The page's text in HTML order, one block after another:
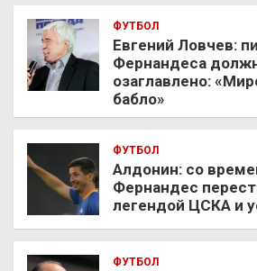
ФУТБОЛ
Евгений Ловчев:
Фернандеса
озаглавлено:
бабло»
ФУТБОЛ
Алдонин: со
Фернандес
легендой ЦСКА и
ФУТБОЛ